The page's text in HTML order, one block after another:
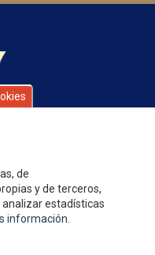
de
y de terceros,
estadísticas
información
to our clients,